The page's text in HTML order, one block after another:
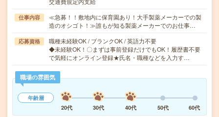
仕事内容
≪急募！！敷地内に保育園あり！大手製薬メーカーでの製
造のオシゴト！≫誰もが知る製薬メーカーでのお仕事…
応募資格
職種未経験OK / ブランクOK / 英語力不要
◆未経験OK！〇まずは事前登録だけでもOK！履歴書不要
で気軽にオンライン登録★氏名・職種などを入力す…
職場の雰囲気
年齢層
20代
30代 40代 50代 60代